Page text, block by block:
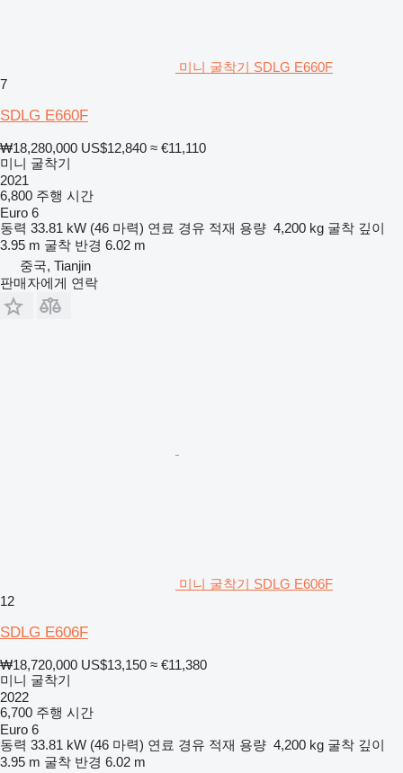
미니 굴착기 SDLG E660F
7
SDLG E660F
₩18,280,000 US$12,840 ≈ €11,110
미니 굴착기
2021
6,800 주행 시간
Euro 6
동력 33.81 kW (46 마력) 연료 경유 적재 용량 4,200 kg 굴착 깊이
3.95 m 굴착 반경 6.02 m
중국, Tianjin
판매자에게 연락
미니 굴착기 SDLG E606F
12
SDLG E606F
₩18,720,000 US$13,150 ≈ €11,380
미니 굴착기
2022
6,700 주행 시간
Euro 6
동력 33.81 kW (46 마력) 연료 경유 적재 용량 4,200 kg 굴착 깊이
3.95 m 굴착 반경 6.02 m